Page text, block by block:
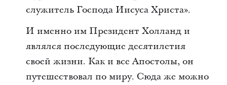
служитель Господа Иисуса Христа».
И именно им Президент Холланд и
являлся последующие десятилетия
своей жизни. Как и все Апостолы, он
путешествовал по миру. Сюда же можно